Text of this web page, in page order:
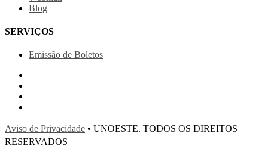
Blog
SERVIÇOS
Emissão de Boletos
Aviso de Privacidade • UNOESTE. TODOS OS DIREITOS
RESERVADOS